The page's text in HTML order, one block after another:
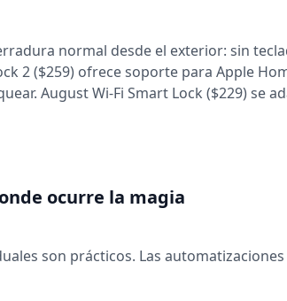
normal desde el exterior: sin
2 ($259) ofrece soporte para Apple
August Wi‑Fi Smart Lock ($229) se
ocurre la magia
son prácticos. Las